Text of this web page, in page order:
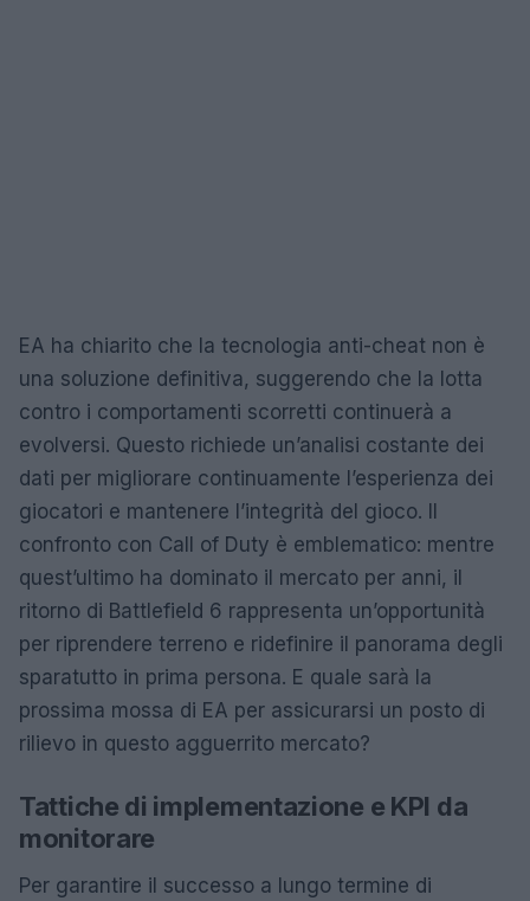
EA ha chiarito che la tecnologia anti-cheat non è
una soluzione definitiva, suggerendo che la lotta
contro i comportamenti scorretti continuerà a
evolversi. Questo richiede un’analisi costante dei
dati per migliorare continuamente l’esperienza dei
giocatori e mantenere l’integrità del gioco. Il
confronto con Call of Duty è emblematico: mentre
quest’ultimo ha dominato il mercato per anni, il
ritorno di Battlefield 6 rappresenta un’opportunità
per riprendere terreno e ridefinire il panorama degli
sparatutto in prima persona. E quale sarà la
prossima mossa di EA per assicurarsi un posto di
rilievo in questo agguerrito mercato?
Tattiche di implementazione e KPI da
monitorare
Per garantire il successo a lungo termine di